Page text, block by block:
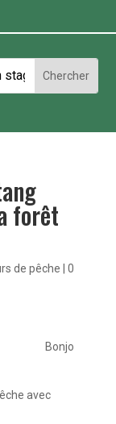
forêt
de pêche
0
Bonjo
avec